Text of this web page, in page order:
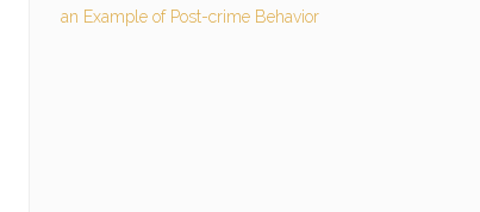
an Example of Post-crime Behavior